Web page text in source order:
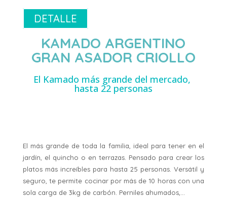
DETALLE
KAMADO ARGENTINO
GRAN ASADOR CRIOLLO
El Kamado más grande del mercado,
hasta 22 personas
El más grande de toda la familia, ideal para tener en el
jardín, el quincho o en terrazas. Pensado para crear los
platos más increíbles para hasta 25 personas. Versátil y
seguro, te permite cocinar por más de 10 horas con una
sola carga de 3kg de carbón. Perniles ahumados,…